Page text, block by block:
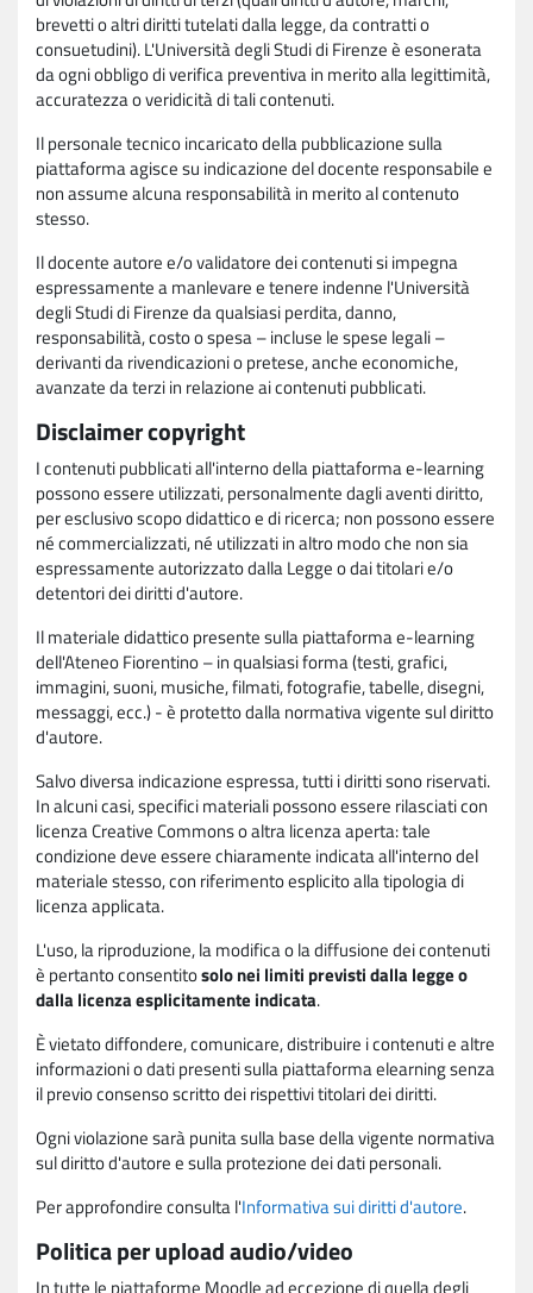
brevetti o altri diritti tutelati dalla legge, da contratti o
consuetudini). L'Università degli Studi di Firenze è esonerata
da ogni obbligo di verifica preventiva in merito alla legittimità,
accuratezza o veridicità di tali contenuti.
Il personale tecnico incaricato della pubblicazione sulla
piattaforma agisce su indicazione del docente responsabile e
non assume alcuna responsabilità in merito al contenuto
stesso.
Il docente autore e/o validatore dei contenuti si impegna
espressamente a manlevare e tenere indenne l'Università
degli Studi di Firenze da qualsiasi perdita, danno,
responsabilità, costo o spesa – incluse le spese legali –
derivanti da rivendicazioni o pretese, anche economiche,
avanzate da terzi in relazione ai contenuti pubblicati.
Disclaimer copyright
I contenuti pubblicati all'interno della piattaforma e-learning
possono essere utilizzati, personalmente dagli aventi diritto,
per esclusivo scopo didattico e di ricerca; non possono essere
né commercializzati, né utilizzati in altro modo che non sia
espressamente autorizzato dalla Legge o dai titolari e/o
detentori dei diritti d'autore.
Il materiale didattico presente sulla piattaforma e-learning
dell'Ateneo Fiorentino – in qualsiasi forma (testi, grafici,
immagini, suoni, musiche, filmati, fotografie, tabelle, disegni,
messaggi, ecc.) - è protetto dalla normativa vigente sul diritto
d'autore.
Salvo diversa indicazione espressa, tutti i diritti sono riservati.
In alcuni casi, specifici materiali possono essere rilasciati con
licenza Creative Commons o altra licenza aperta: tale
condizione deve essere chiaramente indicata all'interno del
materiale stesso, con riferimento esplicito alla tipologia di
licenza applicata.
L'uso, la riproduzione, la modifica o la diffusione dei contenuti
è pertanto consentitosolo nei limiti previsti dalla legge o
dalla licenza esplicitamente indicata.
È vietato diffondere, comunicare, distribuire i contenuti e altre
informazioni o dati presenti sulla piattaforma elearning senza
il previo consenso scritto dei rispettivi titolari dei diritti.
Ogni violazione sarà punita sulla base della vigente normativa
sul diritto d'autore e sulla protezione dei dati personali.
Per approfondire consulta l'Informativa sui diritti d'autore.
Politica per upload audio/video
In tutte le piattaforme Moodle ad eccezione di quella degli